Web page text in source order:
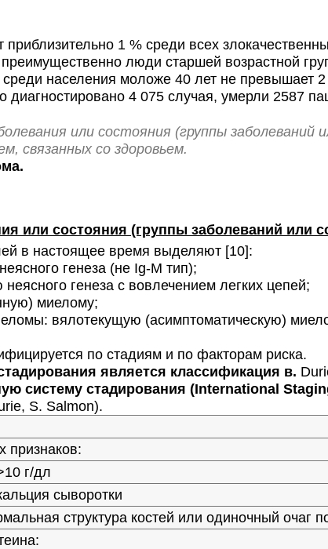
1 % среди всех
люди старшей возрастной
среди населения моложе 40 лет не превышает
4 075 случая, умерли 2587
или состояния (группы
связанных со здоровьем.
или состояния (группы заболеваний или
в настоящее время выделяют [10]:
генеза (не Ig-M тип);
генеза с вовлечением легких цепей;
миелому;
вялотекущую (асимптоматическую)
по стадиям и по факторам риска.
является классификация в.
систему стадирования (International
S. Salmon).
признаков:
г/дл
сыворотки
структура костей или одиночный очаг